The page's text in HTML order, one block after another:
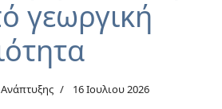
γεωργική
16 Ιουλιου 2026